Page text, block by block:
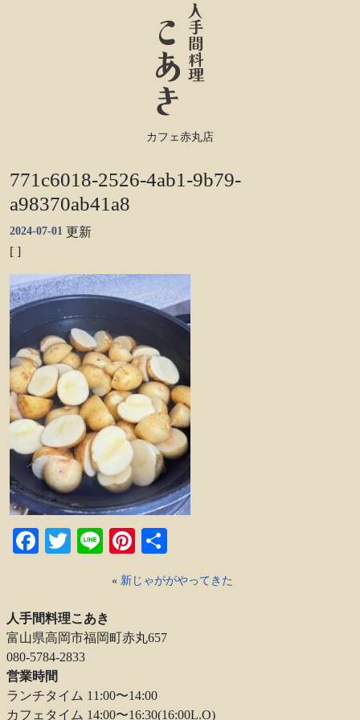
カフェ赤丸店
771c6018-2526-4ab1-9b79-
a98370ab41a8
2024-07-01 更新
[ ]
Facebook
TwitterLinePinterest
« 新じゃががやってきた
人手間料理こあき
富山県高岡市福岡町赤丸657
080-5784-2833
営業時間
ランチタイム 11:00〜14:00
カフェタイム 14:00〜16:30(16:00L.O)